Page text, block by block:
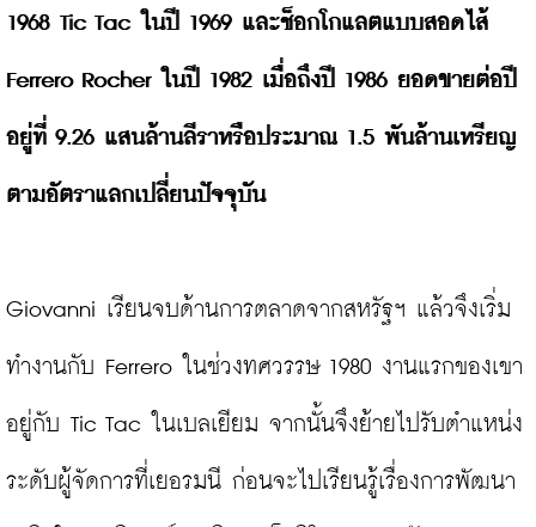
1968 Tic Tac ในปี 1969 และช็อกโกแลตแบบสอดไส้
Ferrero Rocher ในปี 1982 เมื่อถึงปี 1986 ยอดขายต่อปี
อยู่ที่ 9.26 แสนล้านลีราหรือประมาณ 1.5 พันล้านเหรียญ
ตามอัตราแลกเปลี่ยนปัจจุบัน
Giovanni เรียนจบด้านการตลาดจากสหรัฐฯ แล้วจึงเริ่ม
ทำงานกับ Ferrero ในช่วงทศวรรษ 1980 งานแรกของเขา
อยู่กับ Tic Tac ในเบลเยียม จากนั้นจึงย้ายไปรับตำแหน่ง
ระดับผู้จัดการที่เยอรมนี ก่อนจะไปเรียนรู้เรื่องการพัฒนา